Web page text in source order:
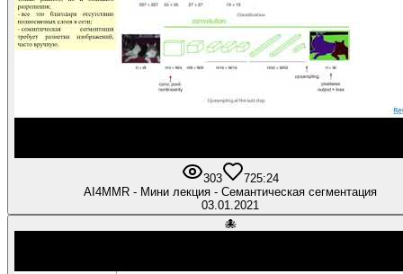
303 725:24
AI4MMR - Мини лекция - Семантическая сегментация
03.01.2021
🐙